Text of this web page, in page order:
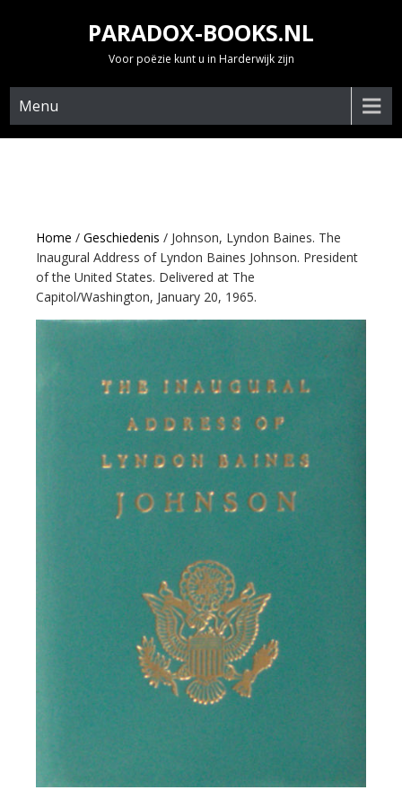
PARADOX-BOOKS.NL
Voor poëzie kunt u in Harderwijk zijn
Menu
Home / Geschiedenis / Johnson, Lyndon Baines. The
Inaugural Address of Lyndon Baines Johnson. President
of the United States. Delivered at The
Capitol/Washington, January 20, 1965.